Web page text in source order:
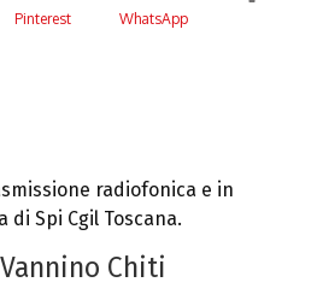
Pinterest WhatsApp
radiofonica e in
Spi Cgil Toscana.
Chiti